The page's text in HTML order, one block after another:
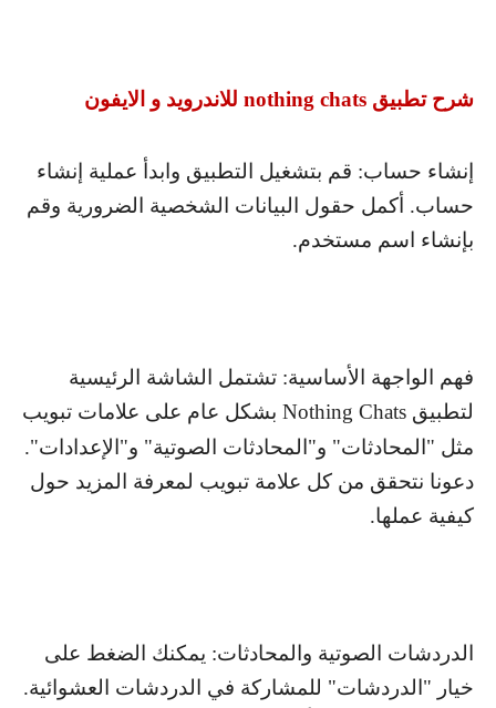
شرح تطبيق nothing chats للاندرويد و الايفون
إنشاء حساب: قم بتشغيل التطبيق وابدأ عملية إنشاء
حساب. أكمل حقول البيانات الشخصية الضرورية وقم
بإنشاء اسم مستخدم.
فهم الواجهة الأساسية: تشتمل الشاشة الرئيسية
لتطبيق Nothing Chats بشكل عام على علامات تبويب
مثل "المحادثات" و"المحادثات الصوتية" و"الإعدادات".
دعونا نتحقق من كل علامة تبويب لمعرفة المزيد حول
كيفية عملها.
الدردشات الصوتية والمحادثات: يمكنك الضغط على
خيار "الدردشات" للمشاركة في الدردشات العشوائية.